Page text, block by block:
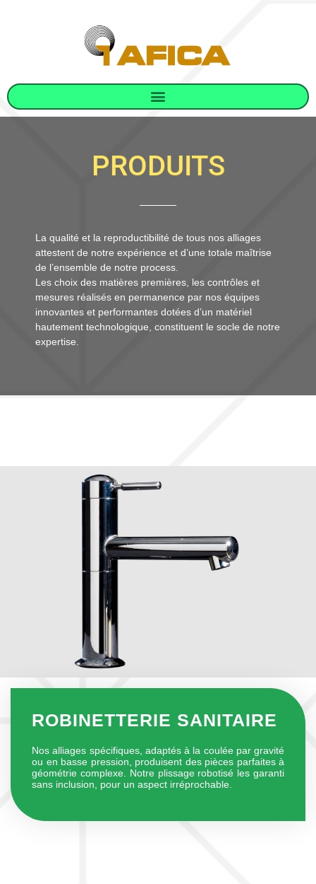
PRODUITS
La qualité et la reproductibilité de tous nos alliages
attestent de notre expérience et d’une totale maîtrise
de l’ensemble de notre process.
Les choix des matières premières, les contrôles et
mesures réalisés en permanence par nos équipes
innovantes et performantes dotées d’un matériel
hautement technologique, constituent le socle de notre
expertise.
ROBINETTERIE SANITAIRE
Nos alliages spécifiques, adaptés à la coulée par gravité
ou en basse pression, produisent des pièces parfaites à
géométrie complexe. Notre plissage robotisé les garanti
sans inclusion, pour un aspect irréprochable.